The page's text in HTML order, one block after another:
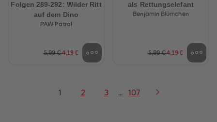
Folgen 289-292: Wilder Ritt
auf dem Dino
PAW Patrol
5,99 €4,19 €
als Rettungselefant
Benjamin Blümchen
5,99 €4,19 €
1 2 3 107